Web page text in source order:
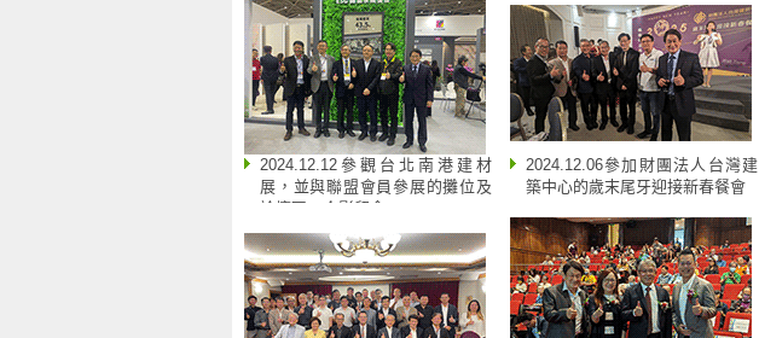
2024.12.12參觀台北南港建材
展，並與聯盟會員參展的攤位及
論壇區，合影留念
2024.12.06參加財團法人台灣建
築中心的歲末尾牙迎接新春餐會